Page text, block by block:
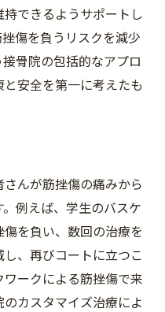
できるようサポートし
傷を負うリスクを減少
骨院の包括的なアプロ
安全を第一に考えたも
んが筋挫傷の痛みから
例えば、学生のバスケ
を負い、数回の治療を
、再びコートに立つこ
ークによる筋挫傷で来
カスタマイズ治療によ